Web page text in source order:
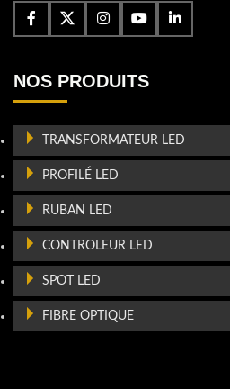
NOS PRODUITS
TRANSFORMATEUR LED
PROFILÉ LED
RUBAN LED
CONTROLEUR LED
SPOT LED
FIBRE OPTIQUE